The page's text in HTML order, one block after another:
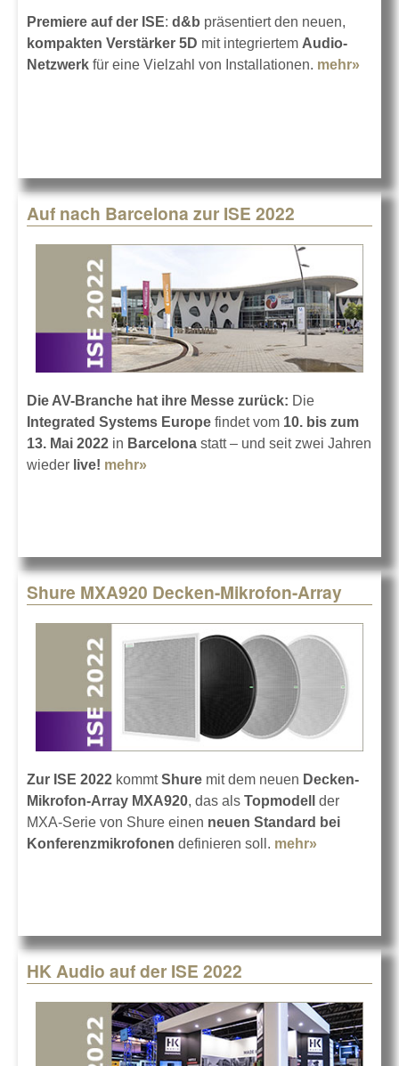
Premiere auf der ISE: d&b präsentiert den neuen,
kompakten Verstärker 5D mit integriertem Audio-
Netzwerk für eine Vielzahl von Installationen. mehr»
Auf nach Barcelona zur ISE 2022
Die AV-Branche hat ihre Messe zurück: Die
Integrated Systems Europe findet vom 10. bis zum
13. Mai 2022 in Barcelona statt – und seit zwei Jahren
wieder live! mehr»
Shure MXA920 Decken-Mikrofon-Array
Zur ISE 2022 kommtShure mit dem neuen Decken-
Mikrofon-Array MXA920, das als Topmodell
der
MXA-Serie von Shure einen neuen Standard bei
Konferenzmikrofonen definieren soll. mehr»
Array
HK Audio auf der ISE 2022